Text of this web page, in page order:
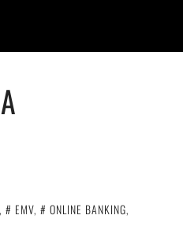
, EMV, ONLINE BANKING,